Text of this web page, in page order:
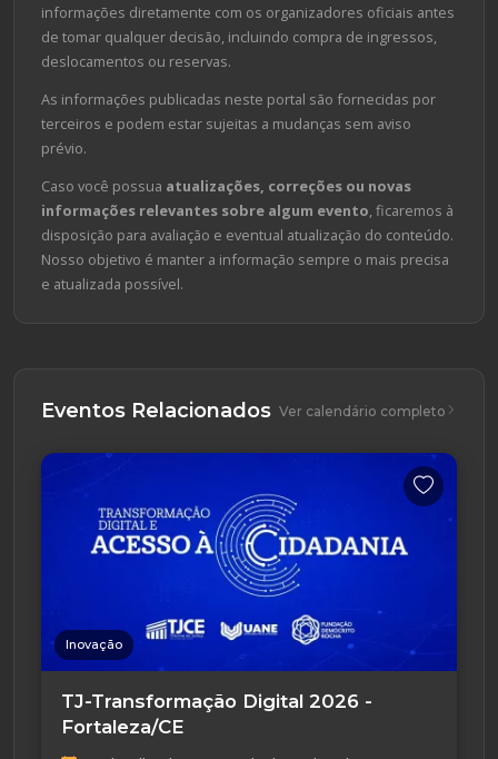
informações diretamente com os organizadores oficiais antes
de tomar qualquer decisão, incluindo compra de ingressos,
deslocamentos ou reservas.
As informações publicadas neste portal são fornecidas por
terceiros e podem estar sujeitas a mudanças sem aviso
prévio.
Caso você possua atualizações, correções ou novas
informações relevantes sobre algum evento, ficaremos à
disposição para avaliação e eventual atualização do conteúdo.
Nosso objetivo é manter a informação sempre o mais precisa
e atualizada possível.
Eventos Relacionados Ver calendário completo
Inovação
TJ-Transformação Digital 2026 -
Fortaleza/CE